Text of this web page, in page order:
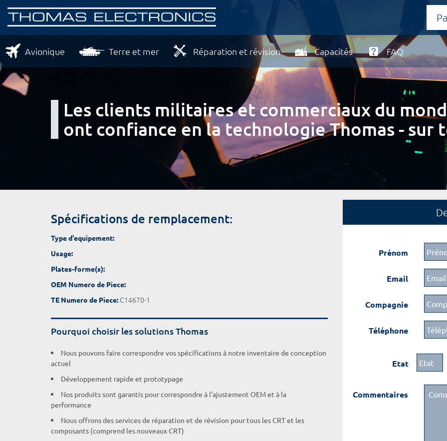
Avionique Terre et mer Réparation et révision Capacités FAQ
Les clients militaires et commerciaux du
ont confiance en la technologie Thomas - sur
Spécifications de remplacement:
Type d'equipement:
Usage:
Plates-forme(s):
OEM Numero de Piece:
TE Numero de Piece: C14670-1
Pourquoi choisir les solutions Thomas
Nous pouvons faire correspondre vos spécifications à notre inventaire de conception
actuel
Développement rapide et prototypage
Nos produits sont garantis pour correspondre à l'ajustement OEM et à la
performance
Nous offrons des services de réparation et de révision pour tous les CRT et les
composants (comprend les nouveaux CRT)
Prénom
Email
Compagnie
Téléphone
Etat
Commentaires